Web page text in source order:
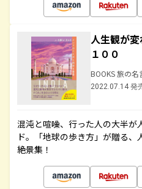
人生観が
１００
BOOKS 旅の名
2022.07.14 発
混沌と喧噪、行った人の大半が
ド。「地球の歩き方」が贈る
絶景集！